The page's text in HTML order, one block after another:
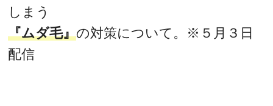
しまう
『ムダ毛』の対策について。※５月３日
配信